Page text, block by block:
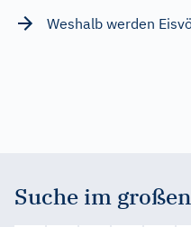
Weshalb werden
Suche im